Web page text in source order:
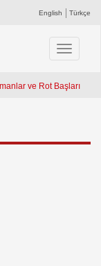
English Türkçe
Toggle
ve Rot Başları